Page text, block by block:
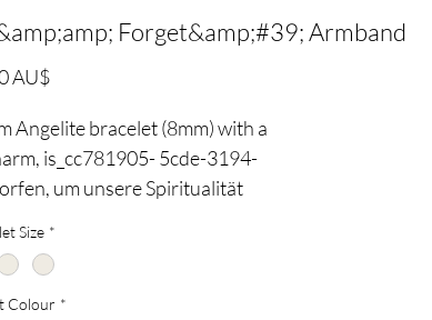
Forget&amp;#39; Armband
AU$Preis
Angelite bracelet (8mm) with a
is_cc781905- 5cde-3194-
um unsere Spiritualität
blassen Schattierungen des
der Steine mit der höchsten
Size *
Colour *